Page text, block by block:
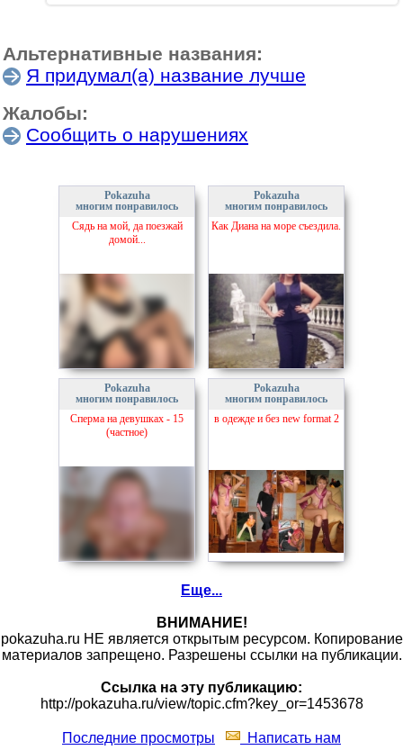
Альтернативные названия:
Я придумал(а) название лучше
Жалобы:
Сообщить о нарушениях
Pokazuha
многим понравилось
Сядь на мой, да поезжай
домой...
Pokazuha
многим понравилось
Как Диана на море съездила.
Pokazuha
многим понравилось
Сперма на девушках - 15
(частное)
Pokazuha
многим понравилось
в одежде и без new format 2
Еще...
ВНИМАНИЕ!
pokazuha.ru НЕ является открытым ресурсом. Копирование
материалов запрещено. Разрешены ссылки на публикации.
Ссылка на эту публикацию:
http://pokazuha.ru/view/topic.cfm?key_or=1453678
Последние просмотры Написать нам